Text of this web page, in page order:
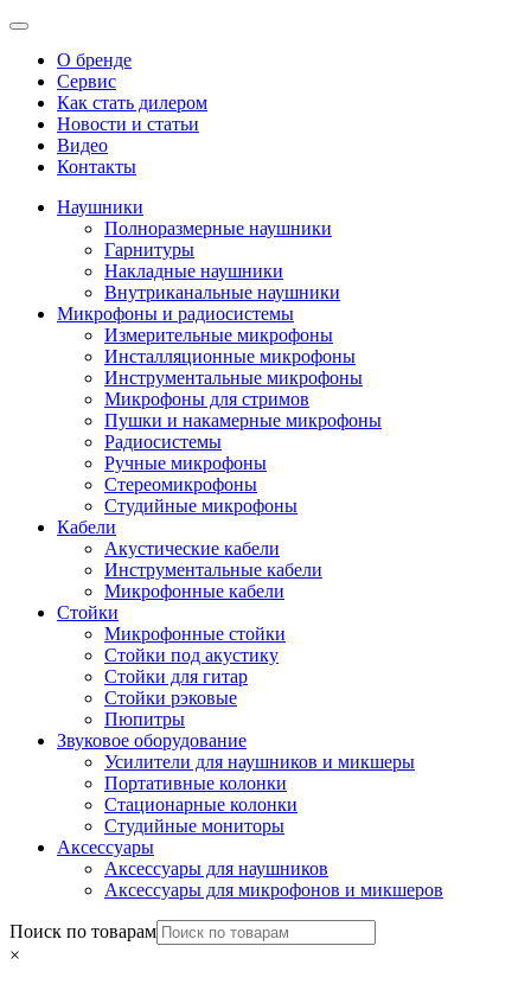
О бренде
Сервис
Как стать дилером
Новости и статьи
Видео
Контакты
Наушники
Полноразмерные наушники
Гарнитуры
Накладные наушники
Внутриканальные наушники
Микрофоны и радиосистемы
Измерительные микрофоны
Инсталляционные микрофоны
Инструментальные микрофоны
Микрофоны для стримов
Пушки и накамерные микрофоны
Радиосистемы
Ручные микрофоны
Стереомикрофоны
Студийные микрофоны
Кабели
Акустические кабели
Инструментальные кабели
Микрофонные кабели
Стойки
Микрофонные стойки
Стойки под акустику
Стойки для гитар
Стойки рэковые
Пюпитры
Звуковое оборудование
Усилители для наушников и микшеры
Портативные колонки
Стационарные колонки
Студийные мониторы
Аксессуары
Аксессуары для наушников
Аксессуары для микрофонов и микшеров
Поиск по товарам
×